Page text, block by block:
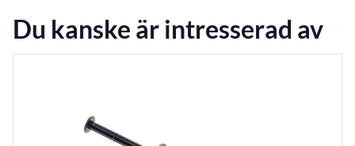
Du kanske är intresserad av